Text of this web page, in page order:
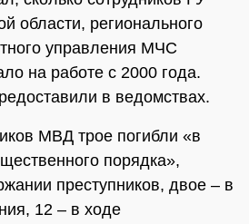
области, регионального
управления МЧС
на работе с 2000 года.
в ведомствах.
МВД трое погибли «в
порядка»,
преступников, двое – в
12 – в ходе